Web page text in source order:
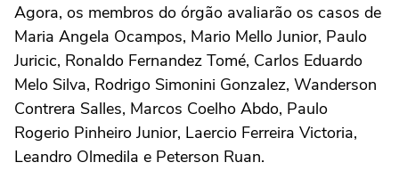
Agora, os membros do órgão avaliarão os casos de
Maria Angela Ocampos, Mario Mello Junior, Paulo
Juricic, Ronaldo Fernandez Tomé, Carlos Eduardo
Melo Silva, Rodrigo Simonini Gonzalez, Wanderson
Contrera Salles, Marcos Coelho Abdo, Paulo
Rogerio Pinheiro Junior, Laercio Ferreira Victoria,
Leandro Olmedila e Peterson Ruan.